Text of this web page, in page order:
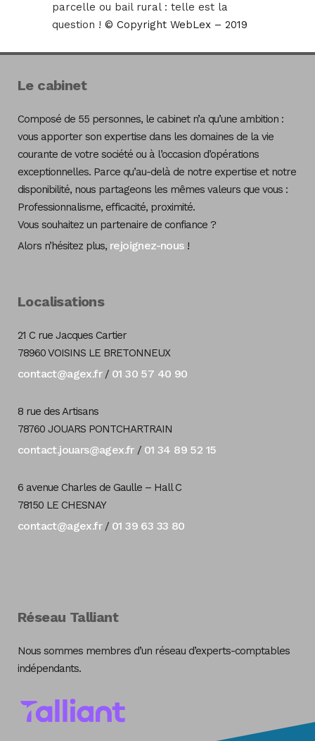
parcelle ou bail rural : telle est la
question ! © Copyright WebLex – 2019
Le cabinet
Composé de 55 personnes, le cabinet n’a qu’une ambition :
vous apporter son expertise dans les domaines de la vie
courante de votre société ou à l’occasion d’opérations
exceptionnelles. Parce qu’au-delà de notre expertise et notre
disponibilité, nous partageons les mêmes valeurs que vous :
Professionnalisme, efficacité, proximité.
Vous souhaitez un partenaire de confiance ?
Alors n’hésitez plus, rejoignez-nous!
Localisations
21 C rue Jacques Cartier
78960 VOISINS LE BRETONNEUX
contact@agex.fr/ 01 30 57 40 90
8 rue des Artisans
78760 JOUARS PONTCHARTRAIN
contact.jouars@agex.fr/ 01 34 89 52 15
6 avenue Charles de Gaulle – Hall C
78150 LE CHESNAY
contact@agex.fr/ 01 39 63 33 80
Réseau Talliant
Nous sommes membres d’un réseau d’experts-comptables
indépendants.